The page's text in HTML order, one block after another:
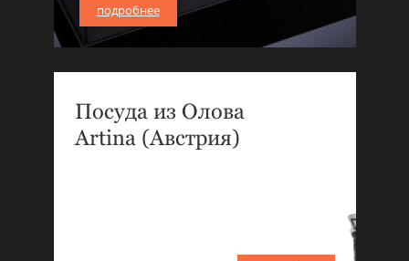
подробнее
Посуда из Олова
Artina (Австрия)